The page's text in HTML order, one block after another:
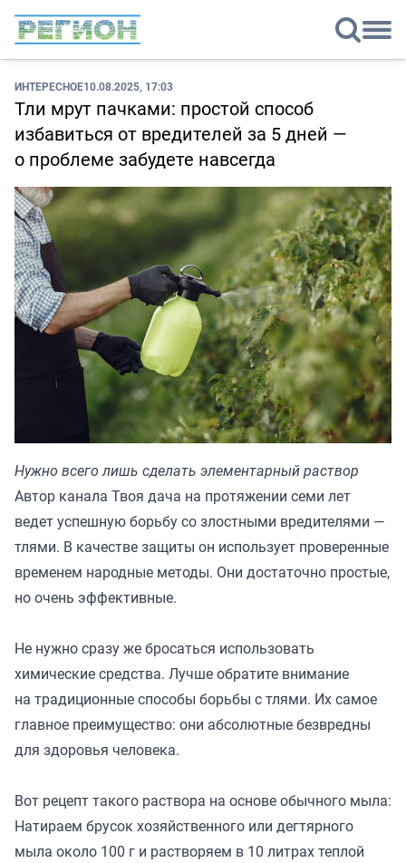
ИНТЕРЕСНОЕ10.08.2025, 17:03
Тли мрут пачками: простой способ
избавиться от вредителей за 5 дней —
о проблеме забудете навсегда
Нужно всего лишь сделать элементарный раствор
Автор канала Твоя дача на протяжении семи лет
ведет успешную борьбу со злостными вредителями —
тлями. В качестве защиты он использует проверенные
временем народные методы. Они достаточно простые,
но очень эффективные.
Не нужно сразу же бросаться использовать
химические средства. Лучше обратите внимание
на традиционные способы борьбы с тлями. Их самое
главное преимущество: они абсолютные безвредны
для здоровья человека.
Вот рецепт такого раствора на основе обычного мыла:
Натираем брусок хозяйственного или дегтярного
мыла около 100 г и растворяем в 10 литрах теплой